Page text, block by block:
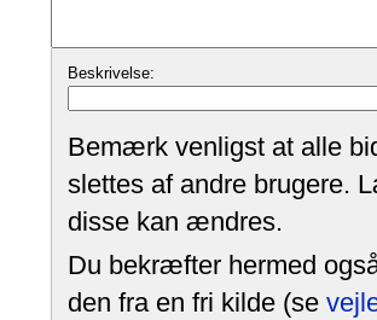
Beskrivelse:
Bemærk venligst at alle
slettes af andre brugere.
disse kan ændres.
Du bekræfter hermed
den fra en fri kilde (se